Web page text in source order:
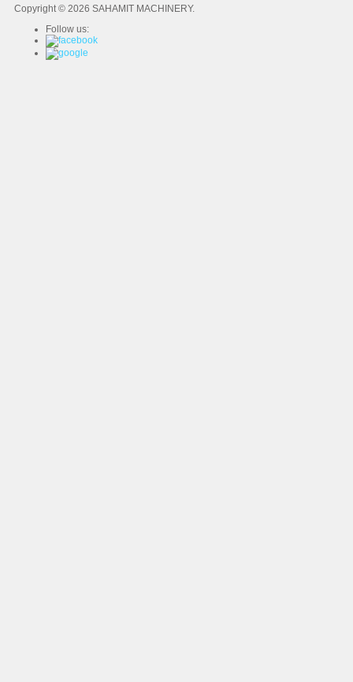
Copyright © 2026 SAHAMIT MACHINERY.
Follow us: